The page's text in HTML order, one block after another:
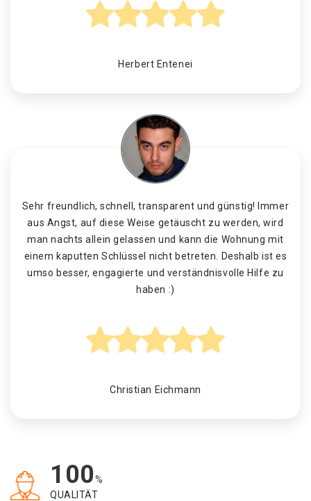
Herbert Entenei
Sehr freundlich, schnell, transparent und günstig! Immer
aus Angst, auf diese Weise getäuscht zu werden, wird
man nachts allein gelassen und kann die Wohnung mit
einem kaputten Schlüssel nicht betreten. Deshalb ist es
umso besser, engagierte und verständnisvolle Hilfe zu
haben :)
Christian Eichmann
100%
QUALITÄT